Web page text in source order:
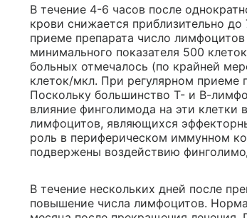
В течение 4-6 часов после
крови снижается приблизительно
приеме препарата число
минимального показателя 500
больных отмечалось (по крайней
клеток/мкл. При регулярном приеме
Поскольку большинство Т- и В-
влияние финголимода на эти
лимфоцитов, являющихся
роль в периферическом иммунном
подвержены воздействию
В течение нескольких дней после
повышение числа лимфоцитов.